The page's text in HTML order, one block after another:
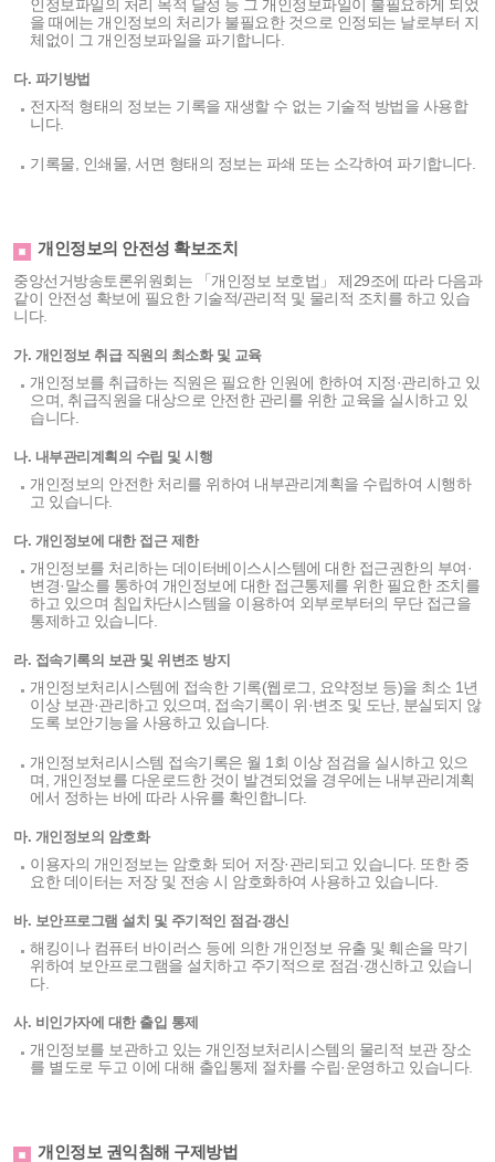
인정보파일의 처리 목적 달성 등 그 개인정보파일이 불필요하게 되었
을 때에는 개인정보의 처리가 불필요한 것으로 인정되는 날로부터 지
체없이 그 개인정보파일을 파기합니다.
다. 파기방법
전자적 형태의 정보는 기록을 재생할 수 없는 기술적 방법을 사용합
니다.
기록물, 인쇄물, 서면 형태의 정보는 파쇄 또는 소각하여 파기합니다.
개인정보의 안전성 확보조치
중앙선거방송토론위원회는 「개인정보 보호법」 제29조에 따라 다음과
같이 안전성 확보에 필요한 기술적/관리적 및 물리적 조치를 하고 있습
니다.
가. 개인정보 취급 직원의 최소화 및 교육
개인정보를 취급하는 직원은 필요한 인원에 한하여 지정·관리하고 있
으며, 취급직원을 대상으로 안전한 관리를 위한 교육을 실시하고 있
습니다.
나. 내부관리계획의 수립 및 시행
개인정보의 안전한 처리를 위하여 내부관리계획을 수립하여 시행하
고 있습니다.
다. 개인정보에 대한 접근 제한
개인정보를 처리하는 데이터베이스시스템에 대한 접근권한의 부여·
변경·말소를 통하여 개인정보에 대한 접근통제를 위한 필요한 조치를
하고 있으며 침입차단시스템을 이용하여 외부로부터의 무단 접근을
통제하고 있습니다.
라. 접속기록의 보관 및 위변조 방지
개인정보처리시스템에 접속한 기록(웹로그, 요약정보 등)을 최소 1년
이상 보관·관리하고 있으며, 접속기록이 위·변조 및 도난, 분실되지 않
도록 보안기능을 사용하고 있습니다.
개인정보처리시스템 접속기록은 월 1회 이상 점검을 실시하고 있으
며, 개인정보를 다운로드한 것이 발견되었을 경우에는 내부관리계획
에서 정하는 바에 따라 사유를 확인합니다.
마. 개인정보의 암호화
이용자의 개인정보는 암호화 되어 저장·관리되고 있습니다. 또한 중
요한 데이터는 저장 및 전송 시 암호화하여 사용하고 있습니다.
바. 보안프로그램 설치 및 주기적인 점검·갱신
해킹이나 컴퓨터 바이러스 등에 의한 개인정보 유출 및 훼손을 막기
위하여 보안프로그램을 설치하고 주기적으로 점검·갱신하고 있습니
다.
사. 비인가자에 대한 출입 통제
개인정보를 보관하고 있는 개인정보처리시스템의 물리적 보관 장소
를 별도로 두고 이에 대해 출입통제 절차를 수립·운영하고 있습니다.
개인정보 권익침해 구제방법